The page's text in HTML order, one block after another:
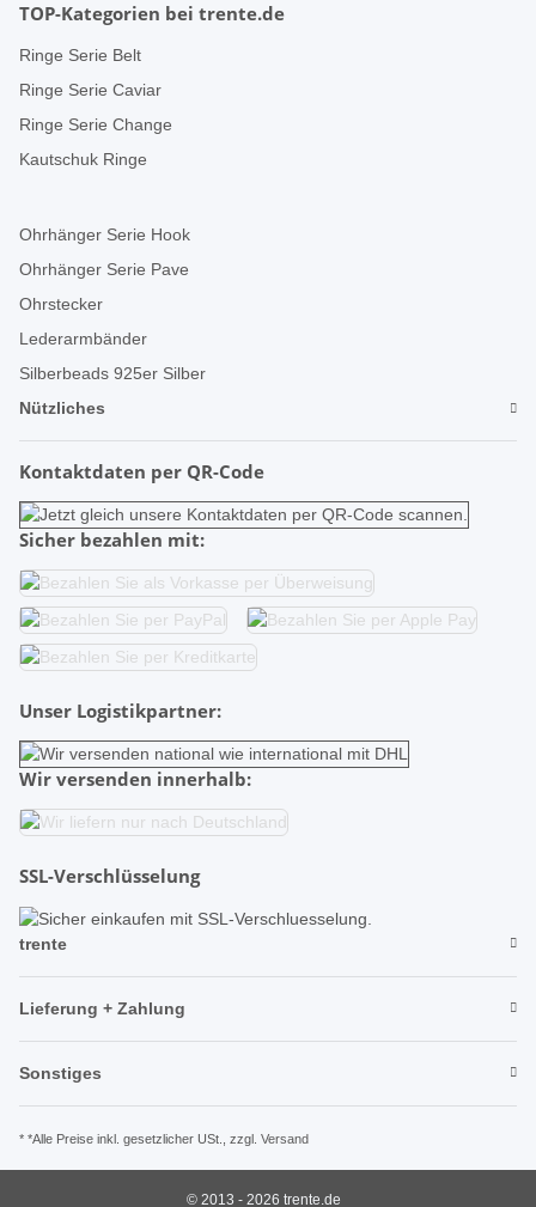
TOP-Kategorien bei trente.de
Ringe Serie Belt
Ringe Serie Caviar
Ringe Serie Change
Kautschuk Ringe
Ohrhänger Serie Hook
Ohrhänger Serie Pave
Ohrstecker
Lederarmbänder
Silberbeads 925er Silber
Nützliches
Kontaktdaten per QR-Code
Sicher bezahlen mit:
Unser Logistikpartner:
Wir versenden innerhalb:
SSL-Verschlüsselung
trente
Lieferung + Zahlung
Sonstiges
* *Alle Preise inkl. gesetzlicher USt., zzgl. Versand
© 2013 - 2026 trente.de